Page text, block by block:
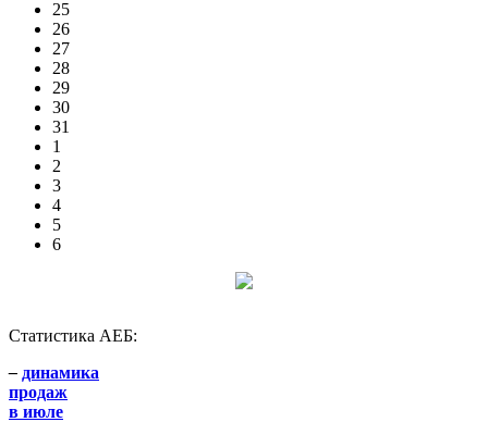
25
26
27
28
29
30
31
1
2
3
4
5
6
Статистика АЕБ:
– динамика
продаж
в июле